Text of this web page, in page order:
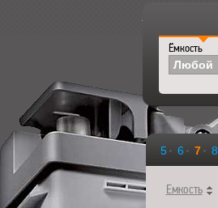
Ёмкость
Любой
5 6 7 8
Емкость